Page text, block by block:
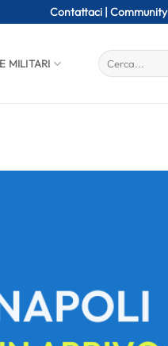
Contattaci | Community
MILITARI